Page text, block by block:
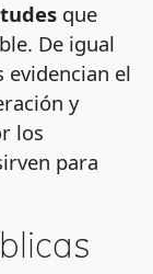
que
De igual
evidencian el
y
los
para